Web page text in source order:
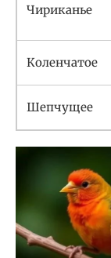
Чириканье
Коленчатое
Шепчущее